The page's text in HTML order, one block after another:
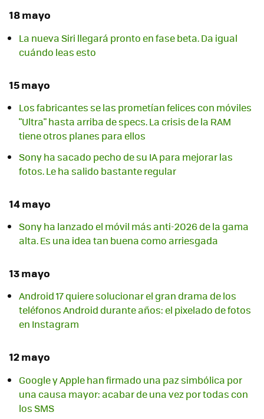
18 mayo
La nueva Siri llegará pronto en fase beta. Da igual
cuándo leas esto
15 mayo
Los fabricantes se las prometían felices con móviles
"Ultra" hasta arriba de specs. La crisis de la RAM
tiene otros planes para ellos
Sony ha sacado pecho de su IA para mejorar las
fotos. Le ha salido bastante regular
14 mayo
Sony ha lanzado el móvil más anti-2026 de la gama
alta. Es una idea tan buena como arriesgada
13 mayo
Android 17 quiere solucionar el gran drama de los
teléfonos Android durante años: el pixelado de fotos
en Instagram
12 mayo
Google y Apple han firmado una paz simbólica por
una causa mayor: acabar de una vez por todas con
los SMS